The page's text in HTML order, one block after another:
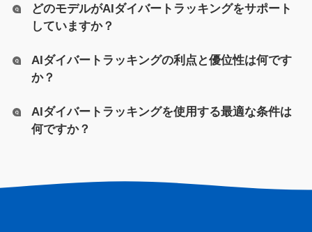
どのモデルがAIダイバートラッキングをサポート
していますか？
AIダイバートラッキングの利点と優位性は何です
か？
AIダイバートラッキングを使用する最適な条件は
何ですか？